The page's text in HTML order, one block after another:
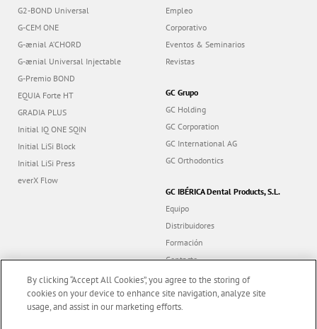
G2-BOND Universal
G-CEM ONE
G-ænial A’CHORD
G-ænial Universal Injectable
G-Premio BOND
EQUIA Forte HT
GRADIA PLUS
Initial IQ ONE SQIN
Initial LiSi Block
Initial LiSi Press
everX Flow
Empleo
Corporativo
Eventos & Seminarios
Revistas
GC Grupo
GC Holding
GC Corporation
GC International AG
GC Orthodontics
GC IBÉRICA Dental Products, S.L.
Equipo
Distribuidores
Formación
Contacto
Dealer portal
By clicking “Accept All Cookies”, you agree to the storing of
cookies on your device to enhance site navigation, analyze site
usage, and assist in our marketing efforts.